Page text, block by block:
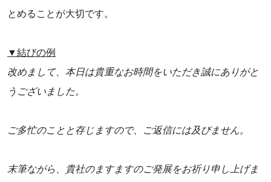
とめることが大切です。
▼結びの例
改めまして、本日は貴重なお時間をいただき誠にありがと
うございました。
ご多忙のことと存じますので、ご返信には及びません。
末筆ながら、貴社のますますのご発展をお祈り申し上げま